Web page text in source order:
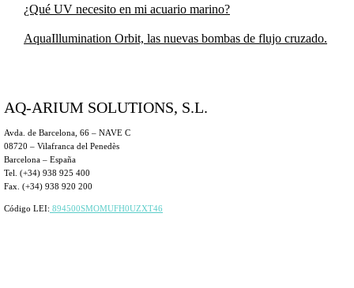
¿Qué UV necesito en mi acuario marino?
AquaIllumination Orbit, las nuevas bombas de flujo cruzado.
AQ-ARIUM SOLUTIONS, S.L.
Avda. de Barcelona, 66 – NAVE C
08720 – Vilafranca del Penedès
Barcelona – España
Tel. (+34) 938 925 400
Fax. (+34) 938 920 200
Código LEI: 894500SMOMUFH0UZXT46